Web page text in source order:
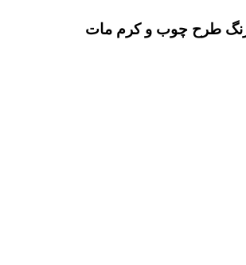
رنگ طرح چوب و کرم مات